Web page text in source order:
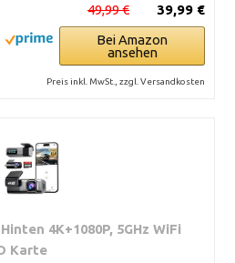
39,99 €
49,99 €
Bei Amazon
ansehen
Preis inkl. MwSt., zzgl. Versandkosten
4K+1080P, 5GHz WiFi
Karte